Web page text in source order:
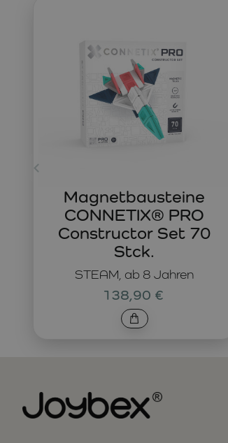
STEAM, ab 8 Jahren
Magnetbausteine
CONNETIX® PRO
Constructor Set 70
Stck.
138,90 €